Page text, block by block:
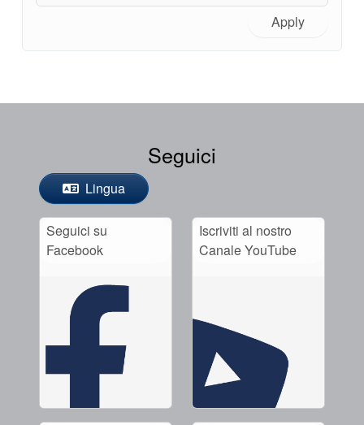
Apply
Seguici
Lingua
Seguici su
Facebook
Iscriviti al nostro
Canale YouTube